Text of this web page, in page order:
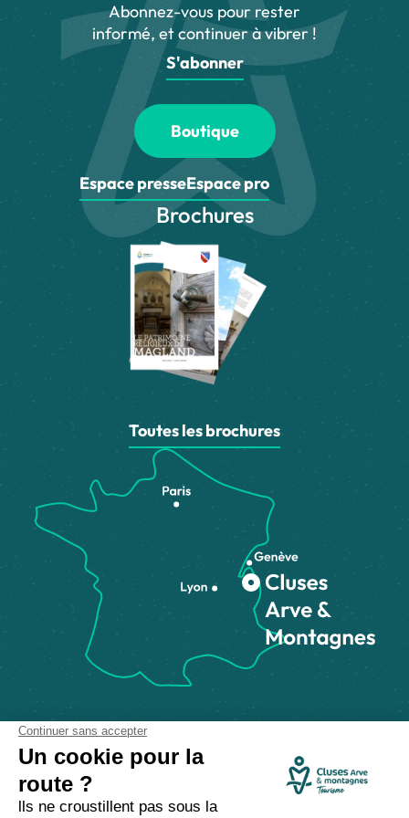
Abonnez-vous pour rester
informé, et continuer à vibrer !
S'abonner
Boutique
Espace presseEspace pro
Brochures
Toutes les brochures
Comment venir ?
Made with by IRIS Interactive